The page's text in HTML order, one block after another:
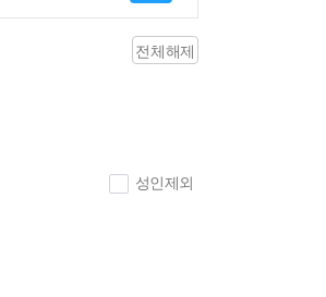
전체해제
성인제외